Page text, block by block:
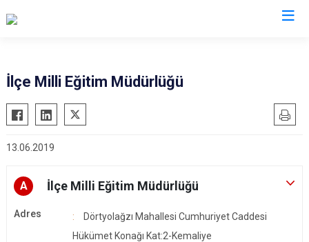
Çayırlı
İliç
Kemah
Otlukbeli
Refahiye
İlçe Milli Eğitim Müdürlüğü
13.06.2019
A İlçe Milli Eğitim Müdürlüğü
Adres
Dörtyolağzı Mahallesi Cumhuriyet Caddesi
Hükümet Konağı Kat:2-Kemaliye